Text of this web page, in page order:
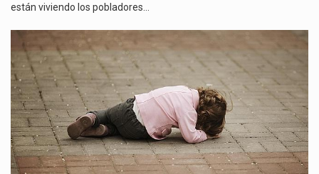
están viviendo los pobladores…